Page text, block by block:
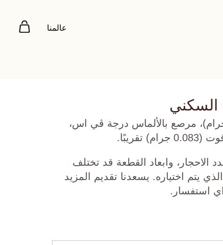
عالمنا
السكني
أصفر عيار 22 (2.559 جرام)، مرصع بالألماس درجة ڤي اس،
الاحجار، وابعاد القطعة قد تختلف
اختياره. يسعدنا تقديم المزيد
استفسار.